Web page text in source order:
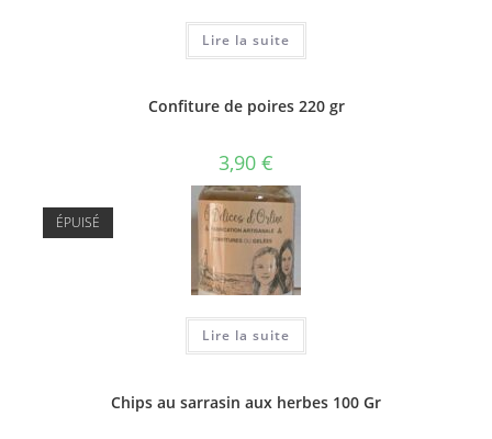
Lire la suite
Confiture de poires 220 gr
3,90 €
ÉPUISÉ
Lire la suite
Chips au sarrasin aux herbes 100 Gr